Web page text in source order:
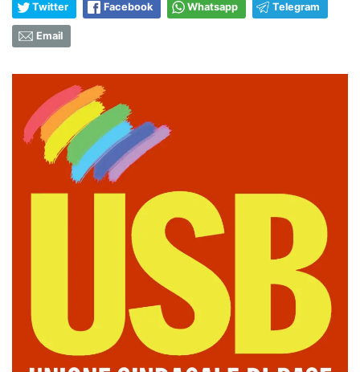
Twitter Facebook Whatsapp Telegram
Email